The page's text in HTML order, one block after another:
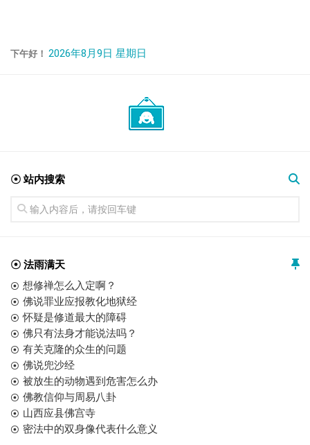
下午好！ 2026年8月9日 星期日
☉ 站内搜索
☉ 法雨满天
想修禅怎么入定啊？
佛说罪业应报教化地狱经
怀疑是修道最大的障碍
佛只有法身才能说法吗？
有关克隆的众生的问题
佛说兜沙经
被放生的动物遇到危害怎么办
佛教信仰与周易八卦
山西应县佛宫寺
密法中的双身像代表什么意义